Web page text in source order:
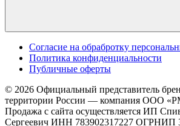
Cогласие на обрабротку
Политика конфиденциальности
Публичные оферты
© 2026 Официальный представитель
территории России — компания OOO
Продажа с сайта осуществляется ИП
Сергеевич ИНН 783902317227 ОГРНИП